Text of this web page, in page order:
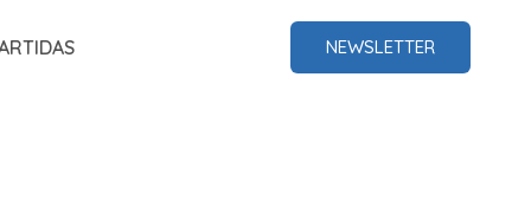
NEWSLETTER